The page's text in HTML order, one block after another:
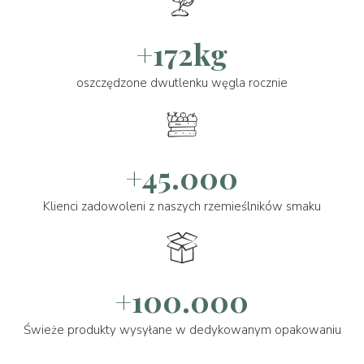
+172kg
oszczędzone dwutlenku węgla rocznie
+45.000
Klienci zadowoleni z naszych rzemieślników smaku
+100.000
Świeże produkty wysyłane w dedykowanym opakowaniu